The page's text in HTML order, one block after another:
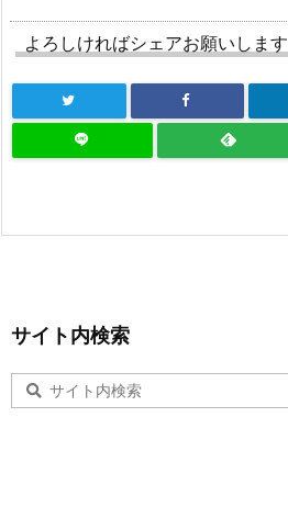
よろしければシェアお願いします
サイト内検索